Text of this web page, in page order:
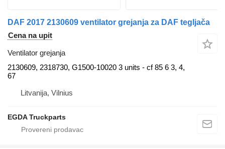
DAF 2017 2130609 ventilator grejanja za DAF tegljača
Cena na upit
Ventilator grejanja
2130609, 2318730, G1500-10020 3 units - cf 85 6 3, 4,
67
Litvanija, Vilnius
EGDA Truckparts